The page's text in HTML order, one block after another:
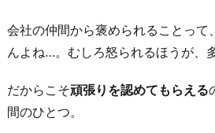
た
と
お
わ
会社の仲間から褒められることって
んよね…。むしろ怒られるほうが、
だからこそ頑張りを認めてもらえる
間のひとつ。